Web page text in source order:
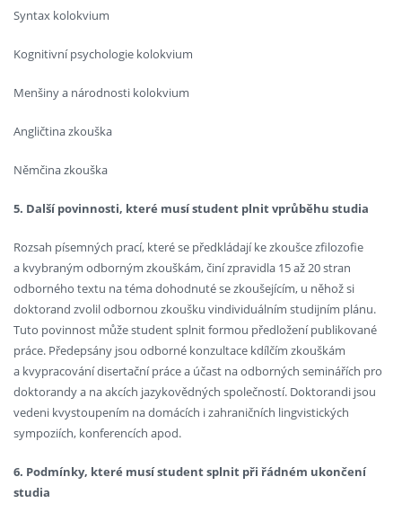
Syntax kolokvium
Kognitivní psychologie kolokvium
Menšiny a národnosti kolokvium
Angličtina zkouška
Němčina zkouška
5. Další povinnosti, které musí student plnit vprůběhu studia
Rozsah písemných prací, které se předkládají ke zkoušce zfilozofie
a kvybraným odborným zkouškám, činí zpravidla 15 až 20 stran
odborného textu na téma dohodnuté se zkoušejícím, u něhož si
doktorand zvolil odbornou zkoušku vindividuálním studijním plánu.
Tuto povinnost může student splnit formou předložení publikované
práce. Předepsány jsou odborné konzultace kdílčím zkouškám
a kvypracování disertační práce a účast na odborných seminářích pro
doktorandy a na akcích jazykovědných společností. Doktorandi jsou
vedeni kvystoupením na domácích i zahraničních lingvistických
sympoziích, konferencích apod.
6. Podmínky, které musí student splnit při řádném ukončení
studia